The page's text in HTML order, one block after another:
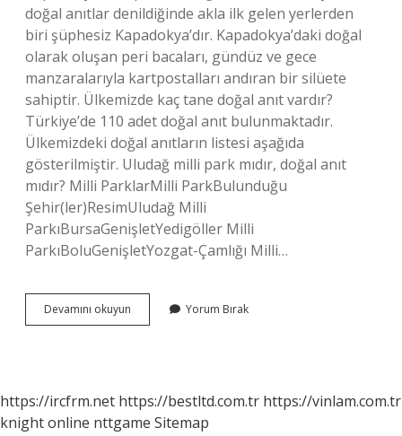
doğal anıtlar denildiğinde akla ilk gelen yerlerden
biri şüphesiz Kapadokya’dır. Kapadokya’daki doğal
olarak oluşan peri bacaları, gündüz ve gece
manzaralarıyla kartpostalları andıran bir silüete
sahiptir. Ülkemizde kaç tane doğal anıt vardır?
Türkiye’de 110 adet doğal anıt bulunmaktadır.
Ülkemizdeki doğal anıtların listesi aşağıda
gösterilmiştir. Uludağ milli park mıdır, doğal anıt
mıdır? Milli ParklarMilli ParkBulunduğu
Şehir(ler)ResimUludağ Milli
ParkıBursaGenişletYedigöller Milli
ParkıBoluGenişletYozgat-Çamlığı Milli…
Devamını okuyun
Anıt
Yorum Bırak
https://ircfrm.net https://bestltd.com.tr https://vinlam.com.tr
knight online nttgame Sitemap